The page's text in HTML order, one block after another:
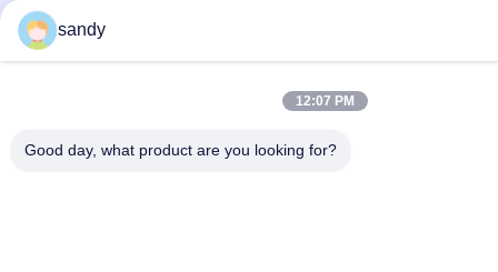
sandy
12:07 PM
Good day, what product are you looking for?